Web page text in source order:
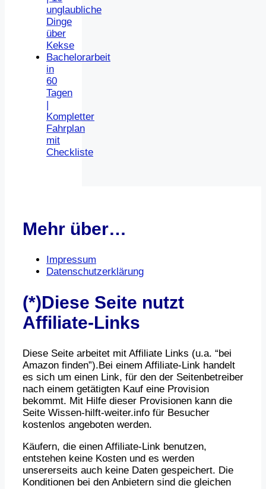
unglaubliche
Dinge
über
Kekse
Bachelorarbeit
in
60
Tagen
Kompletter
Fahrplan
mit
Checkliste
Mehr über…
Impressum
Datenschutzerklärung
(*)Diese Seite nutzt
Affiliate-Links
Diese Seite arbeitet mit Affiliate Links (u.a. “bei
Amazon finden”).Bei einem Affiliate-Link handelt
es sich um einen Link, für den der Seitenbetreiber
nach einem getätigten Kauf eine Provision
bekommt. Mit Hilfe dieser Provisionen kann die
Seite Wissen-hilft-weiter.info für Besucher
kostenlos angeboten werden.
Käufern, die einen Affiliate-Link benutzen,
entstehen keine Kosten und es werden
unsererseits auch keine Daten gespeichert. Die
Konditionen bei den Anbietern sind die gleichen